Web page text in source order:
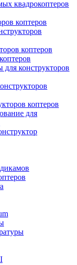
квадрокоптеров
коптеров
коптеров
конструкторов
коптеров
для